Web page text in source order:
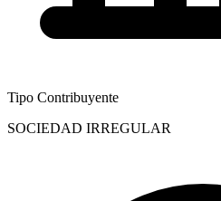
Tipo Contribuyente
SOCIEDAD IRREGULAR